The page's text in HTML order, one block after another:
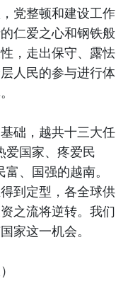
党整顿和建设工作
仁爱之心和钢铁般
，走出保守、露怯
人民的参与进行体
础，越共十三大任
爱国家、疼爱民
、国强的越南。
到定型，各全球供
之流将逆转。我们
家这一机会。